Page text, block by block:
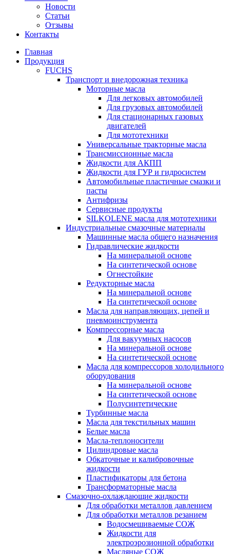
Новости
Статьи
Отзывы
Контакты
Главная
Продукция
FUCHS
Транспорт и внедорожная техника
Моторные масла
Для легковых автомобилей
Для грузовых автомобилей
Для стационарных газовых
двигателей
Для мототехники
Универсальные тракторные масла
Трансмиссионные масла
Жидкости для АКПП
Жидкости для ГУР и гидросистем
Автомобильные пластичные смазки и
пасты
Антифризы
Сервисные продукты
SILKOLENE масла для мототехники
Индустриальные смазочные материалы
Машинные масла общего назначения
Гидравлические жидкости
На минеральной основе
На синтетической основе
Огнестойкие
Редукторные масла
На минеральной основе
На синтетической основе
Масла для направляющих, цепей и
пневмоинструмента
Компрессорные масла
Для вакуумных насосов
На минеральной основе
На синтетической основе
Масла для компрессоров холодильного
оборудования
На минеральной основе
На синтетической основе
Полусинтетические
Турбинные масла
Масла для текстильных машин
Белые масла
Масла-теплоносители
Цилиндровые масла
Обкаточные и калибровочные
жидкости
Пластификаторы для бетона
Трансформаторные масла
Смазочно-охлаждающие жидкости
Для обработки металлов давлением
Для обработки металлов резанием
Водосмешиваемые СОЖ
Жидкости для
электроэрозионной обработки
Масляные СОЖ